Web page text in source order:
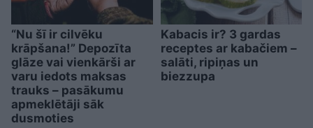
“Nu šī ir cilvēku
krāpšana!” Depozīta
glāze vai vienkārši ar
varu iedots maksas
trauks – pasākumu
apmeklētāji sāk
dusmoties
Kabacis ir? 3 gardas
receptes ar kabačiem –
salāti, ripiņas un
biezzupa